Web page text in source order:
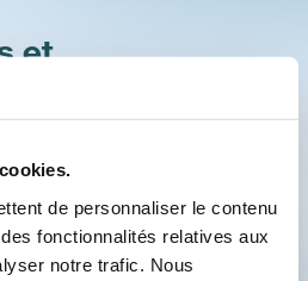
de personnaliser le contenu
fonctionnalités relatives aux
notre trafic. Nous
et